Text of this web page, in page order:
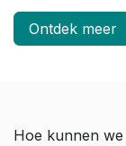
Ontdek meer
Hoe kunnen